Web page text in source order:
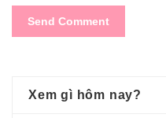
Xem gì hôm nay?